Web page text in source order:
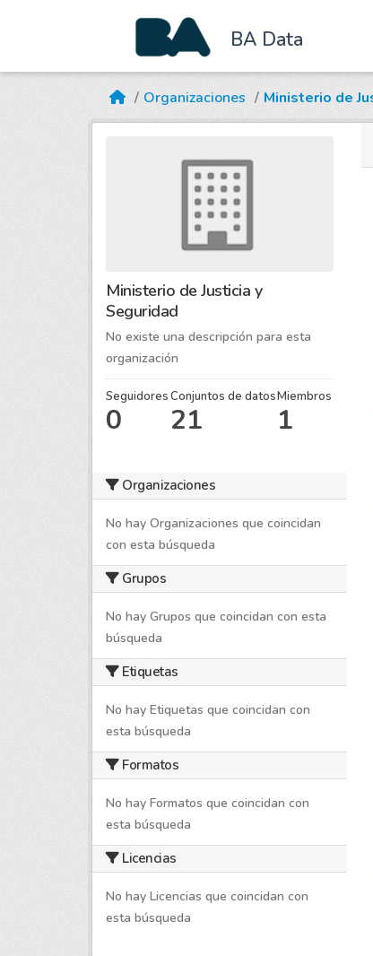
Skip to main content
BA Data
Organizaciones Ministerio de
Ministerio de Justicia y
Seguridad
No existe una descripción para esta
organización
Seguidores
0
Conjuntos de datos
21
Miembros
1
Organizaciones
No hay Organizaciones que coincidan
con esta búsqueda
Grupos
No hay Grupos que coincidan con esta
búsqueda
Etiquetas
No hay Etiquetas que coincidan con
esta búsqueda
Formatos
No hay Formatos que coincidan con
esta búsqueda
Licencias
No hay Licencias que coincidan con
esta búsqueda